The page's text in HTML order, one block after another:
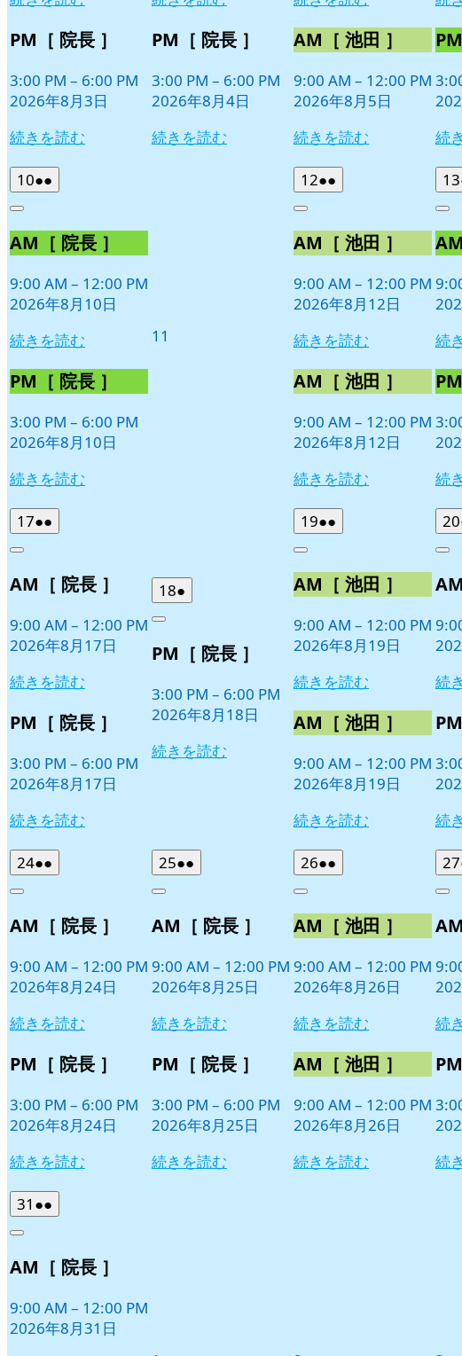
PM［ 院長 ］
3:00 PM – 6:00 PM
2026年8月3日
続きを読む
PM［ 院長 ］
3:00 PM – 6:00 PM
2026年8月4日
続きを読む
AM［ 池田 ］
9:00 AM – 12:00 PM
2026年8月5日
続きを読む
続
102026
年
月
10
日
●●
件
イ
ン
ト)
Close
AM［ 院長 ］
9:00 AM – 12:00 PM
2026年8月10日
続きを読む
PM［ 院長 ］
3:00 PM – 6:00 PM
2026年8月10日
続きを読む
11
122026
年
月
12
日
●●
件
イ
ン
ト)
Close
AM［ 池田 ］
9:00 AM – 12:00 PM
2026年8月12日
続きを読む
AM［ 池田 ］
9:00 AM – 12:00 PM
2026年8月12日
続きを読む
13
続
続
172026
年
月
日
●●
件
イ
ン
ト)
Close
AM［ 院長 ］
9:00 AM – 12:00 PM
2026年8月17日
続きを読む
PM［ 院長 ］
3:00 PM – 6:00 PM
2026年8月17日
続きを読む
182026
年
月
日
●
件
イ
ン
ト)
Close
PM［ 院長 ］
3:00 PM – 6:00 PM
2026年8月18日
続きを読む
192026
年
月
19
日
●●
件
イ
ン
ト)
Close
AM［ 池田 ］
9:00 AM – 12:00 PM
2026年8月19日
続きを読む
AM［ 池田 ］
9:00 AM – 12:00 PM
2026年8月19日
続きを読む
20
続
続
242026
年
月
日
●●
件
イ
ン
ト)
Close
AM［ 院長 ］
9:00 AM – 12:00 PM
2026年8月24日
続きを読む
PM［ 院長 ］
3:00 PM – 6:00 PM
2026年8月24日
続きを読む
252026
年
月
日
●●
件
イ
ン
ト)
Close
AM［ 院長 ］
9:00 AM – 12:00 PM
2026年8月25日
続きを読む
PM［ 院長 ］
3:00 PM – 6:00 PM
2026年8月25日
続きを読む
262026
年
月
26
日
●●
件
イ
ン
ト)
Close
AM［ 池田 ］
9:00 AM – 12:00 PM
2026年8月26日
続きを読む
AM［ 池田 ］
9:00 AM – 12:00 PM
2026年8月26日
続きを読む
27
続
続
31 2026
年
月
日
●●
件
イ
ン
ト)
Close
AM［ 院長 ］
9:00 AM – 12:00 PM
2026年8月31日